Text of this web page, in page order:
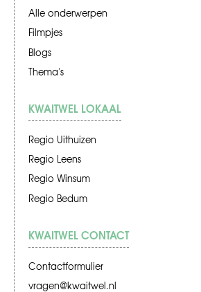
Alle onderwerpen
Filmpjes
Blogs
Thema's
KWAITWEL LOKAAL
Regio Uithuizen
Regio Leens
Regio Winsum
Regio Bedum
KWAITWEL CONTACT
Contactformulier
vragen@kwaitwel.nl